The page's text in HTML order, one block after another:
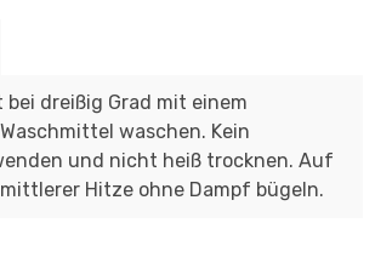
dreißig Grad mit einem
waschen. Kein
und nicht heiß trocknen. Auf
Hitze ohne Dampf bügeln.